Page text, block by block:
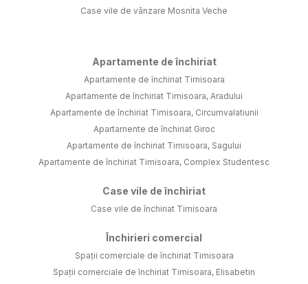
Case vile de vânzare Mosnita Veche
Apartamente de închiriat
Apartamente de închiriat Timisoara
Apartamente de închiriat Timisoara, Aradului
Apartamente de închiriat Timisoara, Circumvalatiunii
Apartamente de închiriat Giroc
Apartamente de închiriat Timisoara, Sagului
Apartamente de închiriat Timisoara, Complex Studentesc
Case vile de închiriat
Case vile de închiriat Timisoara
Închirieri comercial
Spații comerciale de închiriat Timisoara
Spații comerciale de închiriat Timisoara, Elisabetin